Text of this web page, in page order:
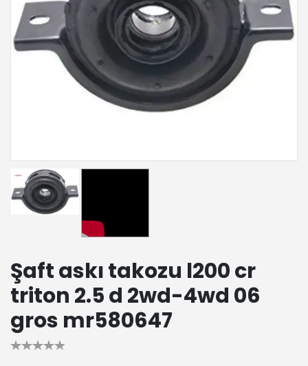
Şaft askı takozu l200 cr
triton 2.5 d 2wd-4wd 06
gros mr580647